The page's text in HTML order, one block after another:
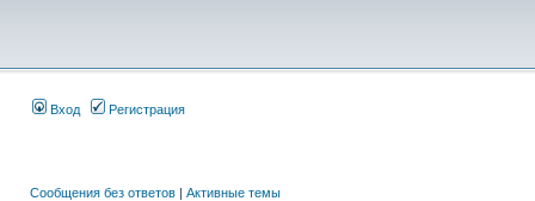
Вход Регистрация
Сообщения без ответов | Активные темы